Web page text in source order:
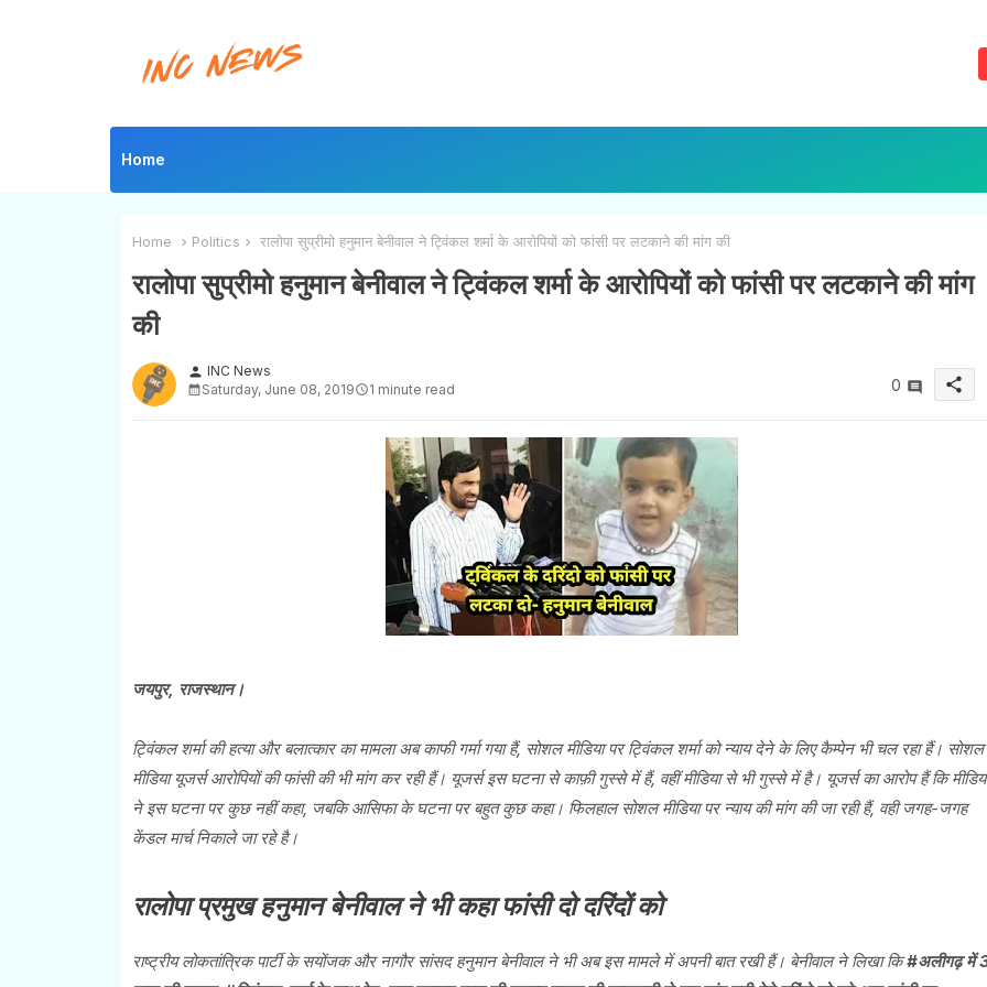
Home
Home Politics रालोपा सुप्रीमो हनुमान बेनीवाल ने ट्विंकल शर्मा के आरोपियों को फांसी पर लटकाने की मांग की
रालोपा सुप्रीमो हनुमान बेनीवाल ने ट्विंकल शर्मा के आरोपियों को फांसी पर लटकाने की मांग
की
person INC News
Saturday, June 08, 2019
1 minute read 0 share
जयपुर, राजस्थान।
ट्विंकल शर्मा की हत्या और बलात्कार का मामला अब काफी गर्मा गया हैं, सोशल मीडिया पर ट्विंकल शर्मा को न्याय देने के लिए कैम्पेन भी चल रहा हैं। सोशल
मीडिया यूजर्स आरोपियों की फांसी की भी मांग कर रही हैं। यूजर्स इस घटना से काफ़ी गुस्से में हैं, वहीं मीडिया से भी गुस्से में है। यूजर्स का आरोप हैं कि
ने इस घटना पर कुछ नहीं कहा, जबकि आसिफा के घटना पर बहुत कुछ कहा। फिलहाल सोशल मीडिया पर न्याय की मांग की जा रही हैं, वही जगह-जगह
केंडल मार्च निकाले जा रहे है।
रालोपा प्रमुख हनुमान बेनीवाल ने भी कहा फांसी दो दरिंदों को
राष्ट्रीय लोकतांत्रिक पार्टी के सयोंजक और नागौर सांसद हनुमान बेनीवाल ने भी अब इस मामले में अपनी बात रखी हैं। बेनीवाल ने लिखा कि#अलीगढ़ में